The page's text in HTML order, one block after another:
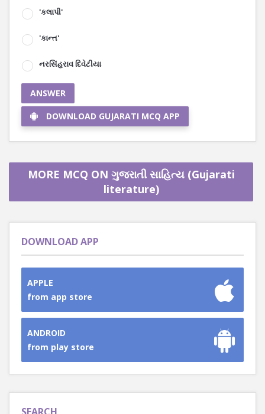
'કલાપી'
'કાન્ત'
નરસિંહરાવ દિવેટીયા
ANSWER
DOWNLOAD GUJARATI MCQ APP
MORE MCQ ON ગુજરાતી સાહિત્ય (Gujarati
literature)
DOWNLOAD APP
APPLE
from app store
ANDROID
from play store